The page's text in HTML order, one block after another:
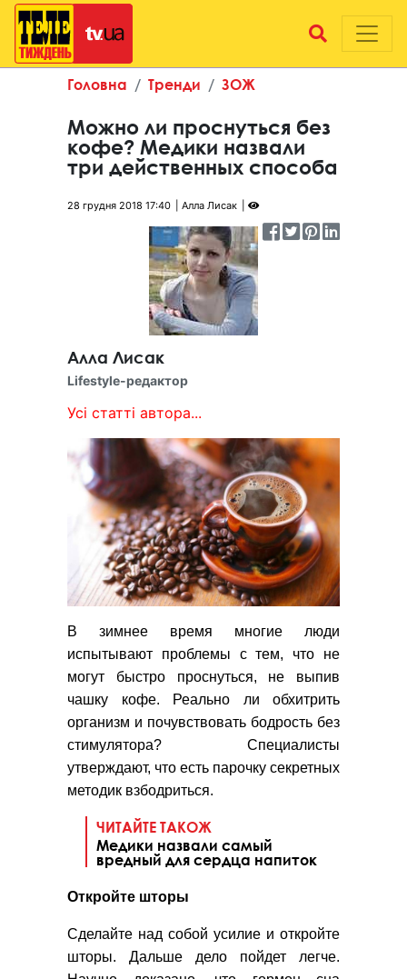
Головна Тренди ЗОЖ
Можно ли проснуться без
кофе? Медики назвали
три действенных способа
28 грудня 2018 17:40 Алла Лисак
Алла Лисак
Lifestyle-редактор
Усі статті автора...
В зимнее время многие люди
испытывают проблемы с тем, что не
могут быстро проснуться, не выпив
чашку кофе. Реально ли обхитрить
организм и почувствовать бодрость без
стимулятора? Специалисты
утверждают, что есть парочку секретных
методик взбодриться.
ЧИТАЙТЕ ТАКОЖ
Медики назвали самый
вредный для сердца напиток
Откройте шторы
Сделайте над собой усилие и откройте
шторы. Дальше дело пойдет легче.